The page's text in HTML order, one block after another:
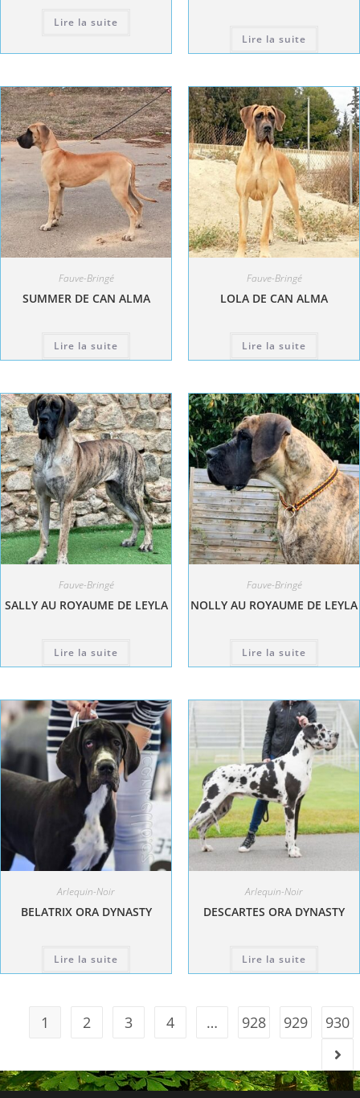
Lire la suite
Lire la suite
Fauve-Bringé
SUMMER DE CAN ALMA
Lire la suite
Fauve-Bringé
LOLA DE CAN ALMA
Lire la suite
Fauve-Bringé
SALLY AU ROYAUME DE LEYLA
Lire la suite
Fauve-Bringé
NOLLY AU ROYAUME DE LEYLA
Lire la suite
Arlequin-Noir
BELATRIX ORA DYNASTY
Lire la suite
Arlequin-Noir
DESCARTES ORA DYNASTY
Lire la suite
1 2 3 4 … 928 929 930